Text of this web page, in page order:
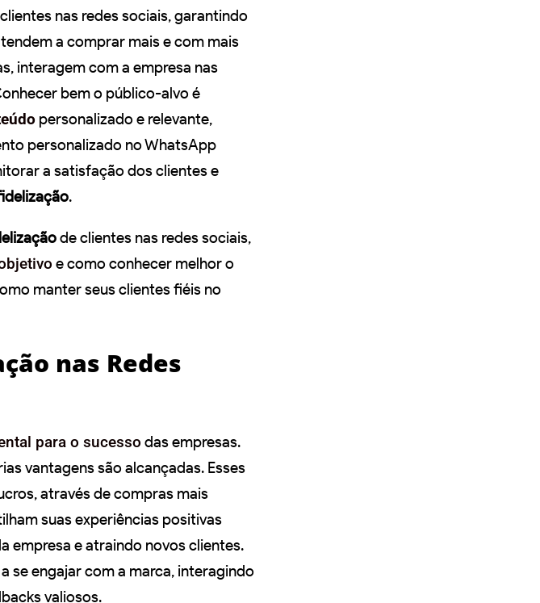
nas redes sociais, garantindo
a comprar mais e com mais
interagem com a empresa nas
bem o público-alvo é
personalizado e relevante,
personalizado no WhatsApp
a satisfação dos clientes e
.
de clientes nas redes sociais,
e como conhecer melhor o
manter seus clientes fiéis no
nas Redes
para o sucesso das empresas.
vantagens são alcançadas. Esses
através de compras mais
suas experiências positivas
empresa e atraindo novos clientes.
se engajar com a marca, interagindo
valiosos.